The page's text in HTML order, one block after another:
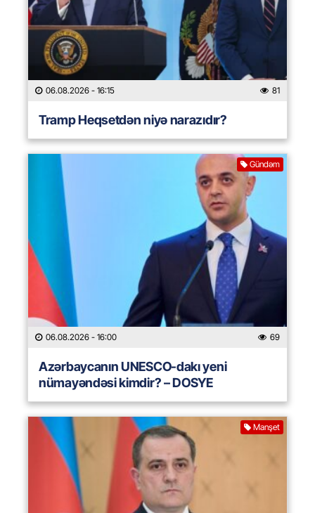
06.08.2026 - 16:15 81
Tramp Heqsetdən niyə narazıdır?
Gündəm
06.08.2026 - 16:00 69
Azərbaycanın UNESCO-dakı yeni
nümayəndəsi kimdir? – DOSYE
Manşet